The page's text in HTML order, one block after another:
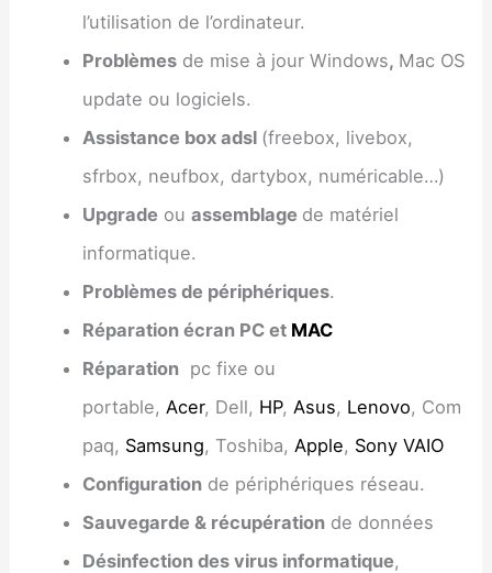
l’utilisation de l’ordinateur.
Problèmesde mise à jour Windows, Mac OS
update ou logiciels.
Assistance box adsl (freebox, livebox,
sfrbox, neufbox, dartybox, numéricable…)
Upgrade ou assemblage de matériel
informatique.
Problèmes de périphériques.
Réparation écran PC et MAC
Réparationpc fixe ou
portable, Acer, Dell, HP, Asus, Lenovo, Com
paq, Samsung, Toshiba, Apple, Sony VAIO
Configurationde périphériques réseau.
Sauvegarde & récupérationde données
Désinfection des virus informatique,